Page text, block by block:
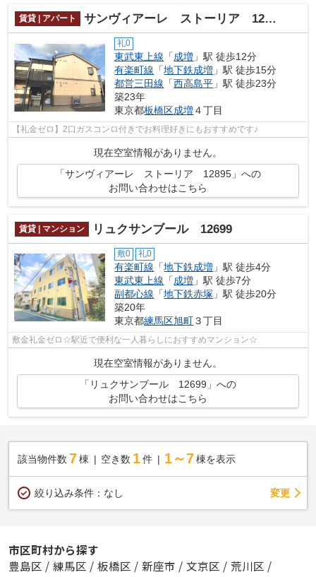
賃貸 | アパート サンヴィアーレ ストーリア 12895
礼0
東武東上線 「成増 」駅 徒歩12分
有楽町線 「地下鉄成増 」駅 徒歩15分
都営三田線 「西高島平 」駅 徒歩23分
築23年
東京都板橋区成増４丁目
【礼金ゼロ】2口ガスコンロ付きでお料理好きにもおすすめです♪
現在空室情報がありません。
「サンヴィアーレ ストーリア 12895」への
お問い合わせはこちら
賃貸 | マンション リュクサンブール 12699
敷0 礼0
有楽町線 「地下鉄成増 」駅 徒歩4分
東武東上線 「成増 」駅 徒歩7分
副都心線 「地下鉄赤塚 」駅 徒歩20分
築20年
東京都練馬区旭町３丁目
敷金礼金ゼロ☆駅近で便利な一人暮らしにおすすめマンション☆
現在空室情報がありません。
「リュクサンブール 12699」への
お問い合わせはこちら
該当物件数 7棟 空き数 1 件 1～7 棟を表示
絞り込み条件： なし 変更
市区町村から探す
豊島区 / 練馬区 / 板橋区 / 新座市 / 文京区 / 荒川区 /